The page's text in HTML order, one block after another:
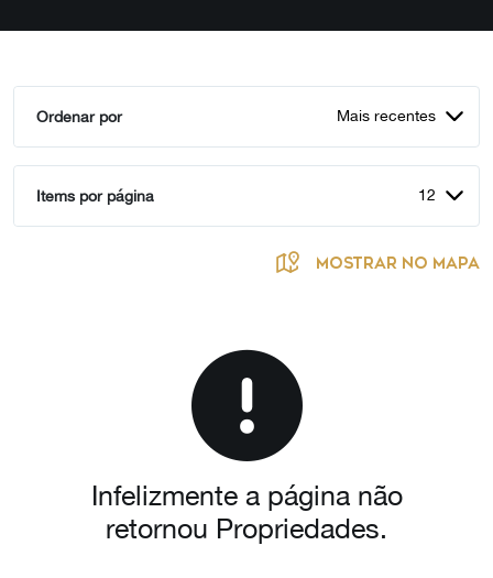
Ordenar por Mais recentes
Items por página 12
MOSTRAR NO MAPA
Infelizmente a página não
retornou Propriedades.